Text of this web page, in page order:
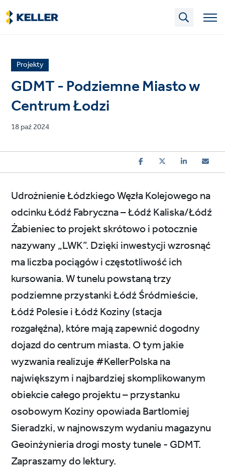
Skip
to
main
News
article
category
Projekty
GDMT - Podziemne Miasto w
Centrum Łodzi
Published
18 paź 2024
Udrożnienie Łódzkiego Węzła Kolejowego na
odcinku Łódź Fabryczna – Łódź Kaliska/Łódź
Żabieniec to projekt skrótowo i potocznie
nazywany „LWK”. Dzięki inwestycji wzrosnąć
ma liczba pociągów i częstotliwość ich
kursowania. W tunelu powstaną trzy
podziemne przystanki Łódź Śródmieście,
Łódź Polesie i Łódź Koziny (stacja
rozgałęźna), które mają zapewnić dogodny
dojazd do centrum miasta. O tym jakie
wyzwania realizuje #KellerPolska na
największym i najbardziej skomplikowanym
obiekcie całego projektu – przystanku
osobowym Koziny opowiada Bartlomiej
Sieradzki, w najnowszym wydaniu magazynu
Geoinżynieria drogi mosty tunele - GDMT.
Zapraszamy do lektury.